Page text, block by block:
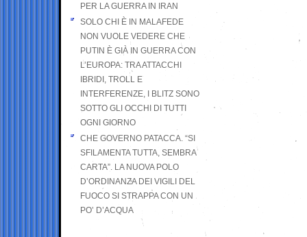
PER LA GUERRA IN IRAN
SOLO CHI È IN MALAFEDE
NON VUOLE VEDERE CHE
PUTIN È GIÀ IN GUERRA CON
L’EUROPA: TRA ATTACCHI
IBRIDI, TROLL E
INTERFERENZE, I BLITZ SONO
SOTTO GLI OCCHI DI TUTTI
OGNI GIORNO
CHE GOVERNO PATACCA. “SI
SFILAMENTA TUTTA, SEMBRA
CARTA”. LA NUOVA POLO
D’ORDINANZA DEI VIGILI DEL
FUOCO SI STRAPPA CON UN
PO’ D’ACQUA